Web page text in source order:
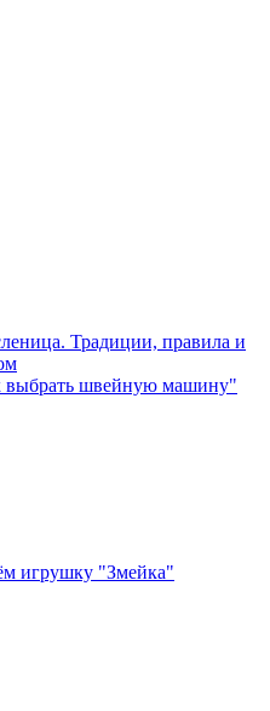
Традиции, правила и
выбрать швейную машину"
игрушку "Змейка"